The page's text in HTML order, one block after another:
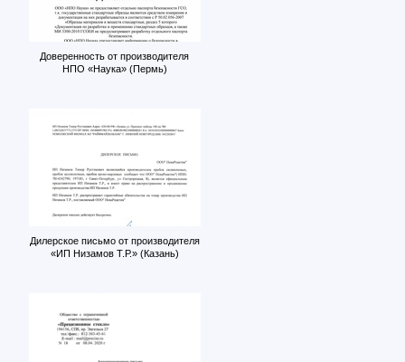
Доверенность от производителя
НПО «Наука» (Пермь)
Дилерское письмо от производителя
«ИП Низамов Т.Р.» (Казань)